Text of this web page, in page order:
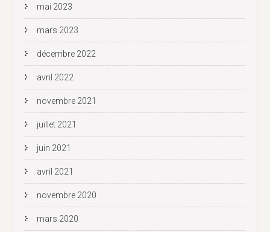
mai 2023
mars 2023
décembre 2022
avril 2022
novembre 2021
juillet 2021
juin 2021
avril 2021
novembre 2020
mars 2020